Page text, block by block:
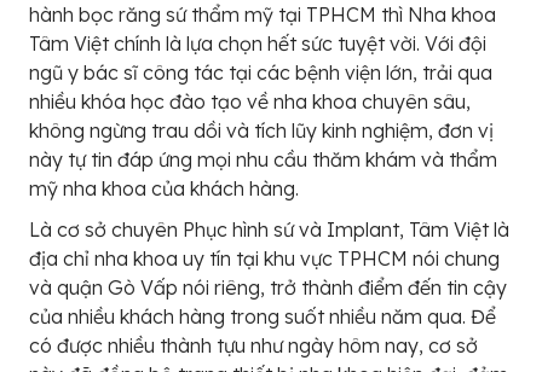
hành bọc răng sứ thẩm mỹ tại TPHCM thì Nha khoa
Tâm Việt chính là lựa chọn hết sức tuyệt vời. Với đội
ngũ y bác sĩ công tác tại các bệnh viện lớn, trải qua
nhiều khóa học đào tạo về nha khoa chuyên sâu,
không ngừng trau dồi và tích lũy kinh nghiệm, đơn vị
này tự tin đáp ứng mọi nhu cầu thăm khám và thẩm
mỹ nha khoa của khách hàng.
Là cơ sở chuyên Phục hình sứ và Implant, Tâm Việt là
địa chỉ nha khoa uy tín tại khu vực TPHCM nói chung
và quận Gò Vấp nói riêng, trở thành điểm đến tin cậy
của nhiều khách hàng trong suốt nhiều năm qua. Để
có được nhiều thành tựu như ngày hôm nay, cơ sở